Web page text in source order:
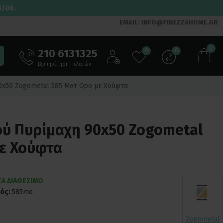
08.
EMAIL: INFO@FINEZZAHOME.GR
210 6131325
Εξυπηρέτηση Πελατών
0 0 0
Zogometal 585 Ματ Ορο με Χούφτα
Πυρίμαχη 90x50 Zogometal
Χούφτα
ΔΙΑΘΕΣΙΜΟ
585mo
Zogometal